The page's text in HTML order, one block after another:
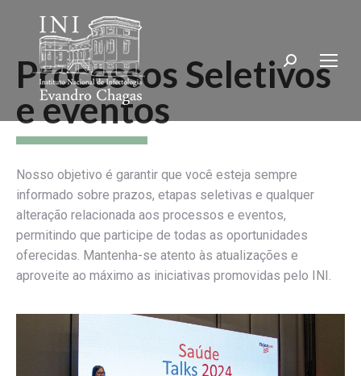
Search:
Processos Seletivos
e eventos
Nosso objetivo é garantir que você esteja sempre
informado sobre prazos, etapas seletivas e qualquer
alteração relacionada aos processos e eventos,
permitindo que participe de todas as oportunidades
oferecidas. Mantenha-se atento às atualizações e
aproveite ao máximo as iniciativas promovidas pelo INI.